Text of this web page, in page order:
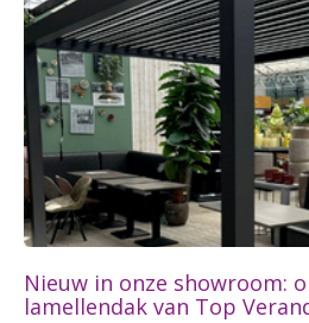
Nieuw in onze showroom:
lamellendak van Top